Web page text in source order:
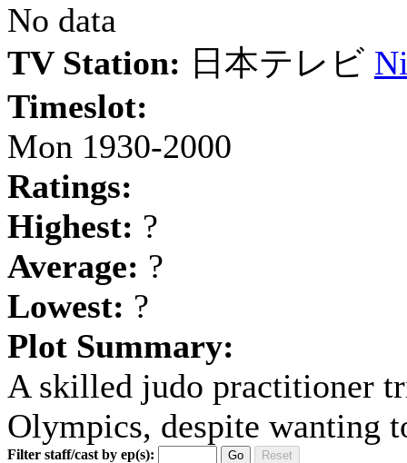
No data
TV Station: 日本テレビ
Timeslot:
Mon 1930-2000
Ratings:
Highest: ?
Average: ?
Lowest: ?
Plot Summary:
A skilled judo practitioner
Olympics, despite wanting
Filter staff/cast by ep(s): Go Reset